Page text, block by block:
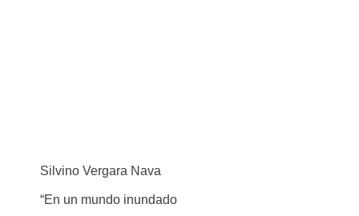
Silvino Vergara Nava
“En un mundo inundado